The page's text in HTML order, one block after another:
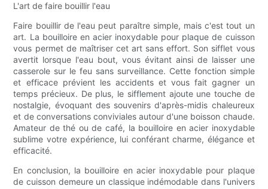
L'art de faire bouillir l'eau
Faire bouillir de l'eau peut paraître simple, mais c'est tout un
art. La bouilloire en acier inoxydable pour plaque de cuisson
vous permet de maîtriser cet art sans effort. Son sifflet vous
avertit lorsque l'eau bout, vous évitant ainsi de laisser une
casserole sur le feu sans surveillance. Cette fonction simple
et efficace prévient les accidents et vous fait gagner un
temps précieux. De plus, le sifflement ajoute une touche de
nostalgie, évoquant des souvenirs d'après-midis chaleureux
et de conversations conviviales autour d'une boisson chaude.
Amateur de thé ou de café, la bouilloire en acier inoxydable
sublime votre expérience, lui conférant charme, élégance et
efficacité.
En conclusion, la bouilloire en acier inoxydable pour plaque
de cuisson demeure un classique indémodable dans l'univers